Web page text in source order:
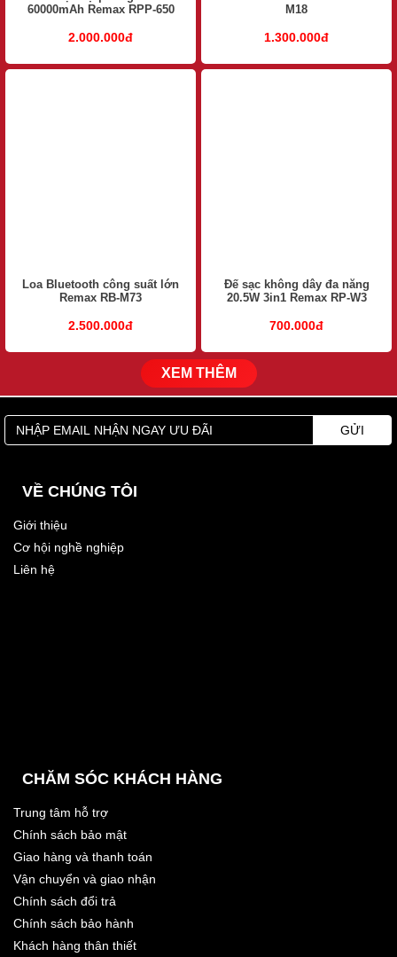
60000mAh Remax RPP-650
2.000.000đ
M18
1.300.000đ
Loa Bluetooth công suất lớn
Remax RB-M73
2.500.000đ
Đế sạc không dây đa năng
20.5W 3in1 Remax RP-W3
700.000đ
XEM THÊM
GỬI
VỀ CHÚNG TÔI
Giới thiệu
Cơ hội nghề nghiệp
Liên hệ
CHĂM SÓC KHÁCH HÀNG
Trung tâm hỗ trợ
Chính sách bảo mật
Giao hàng và thanh toán
Vận chuyển và giao nhận
Chính sách đổi trả
Chính sách bảo hành
Khách hàng thân thiết